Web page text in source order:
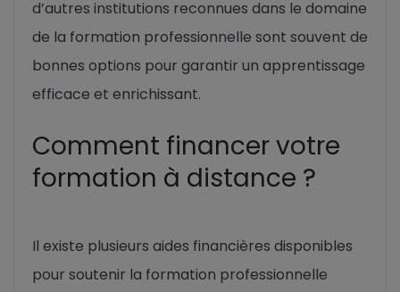
d’autres institutions reconnues dans le domaine
de la formation professionnelle sont souvent de
bonnes options pour garantir un apprentissage
efficace et enrichissant.
Comment financer votre
formation à distance ?
Il existe plusieurs aides financières disponibles
pour soutenir la formation professionnelle